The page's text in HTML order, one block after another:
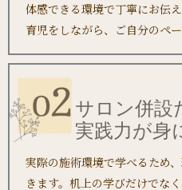
体感できる環境で丁寧にお伝
育児をしながら、ご自分のペ
サロン併設
実践力が身
実際の施術環境で学べるため
きます。机上の学びだけでな